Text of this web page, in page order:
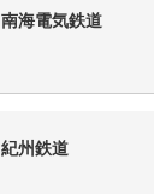
南海電気鉄道
紀州鉄道